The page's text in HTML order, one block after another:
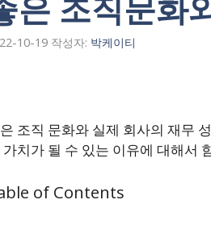
10-19 작성자: 박케이티
조직 문화와 실제 회사의 재무
가치가 될 수 있는 이유에 대해서
of Contents